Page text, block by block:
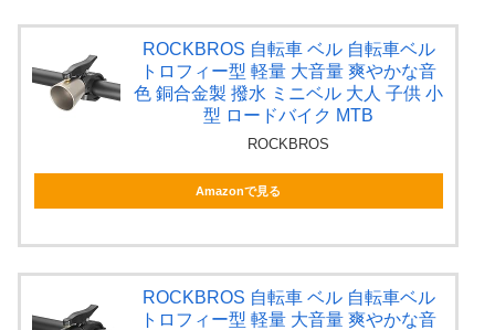
ROCKBROS 自転車 ベル 自転車ベル
トロフィー型 軽量 大音量 爽やかな音
色 銅合金製 撥水 ミニベル 大人 子供 小
型 ロードバイク MTB
ROCKBROS
Amazonで見る
ROCKBROS 自転車 ベル 自転車ベル
トロフィー型 軽量 大音量 爽やかな音